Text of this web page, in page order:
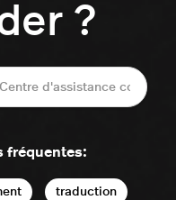
?
fréquentes:
traduction